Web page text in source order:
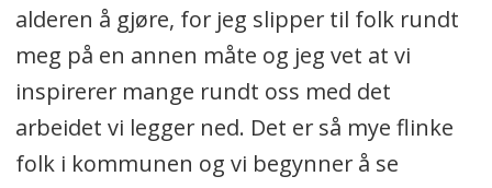
alderen å gjøre, for jeg slipper til folk rundt
meg på en annen måte og jeg vet at vi
inspirerer mange rundt oss med det
arbeidet vi legger ned. Det er så mye flinke
folk i kommunen og vi begynner å se